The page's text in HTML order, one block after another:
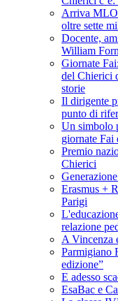
Arriva
oltre sette
Docente,
William
Giornate
del Chierici
storie
Il dirigente
punto di
Un simbolo
giornate Fai
Premio
Chierici
Erasmus +
Parigi
relazione
A Vincenza
Parmigiano
edizione”
E adesso
EsaBac e